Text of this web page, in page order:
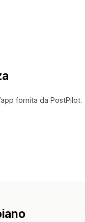
fornita da PostPilot.